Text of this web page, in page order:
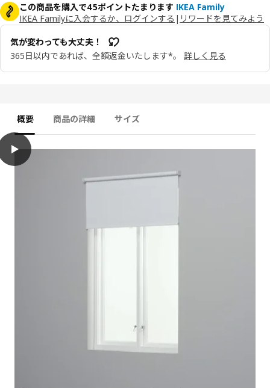
この商品を購入で45ポイントたまります IKEA Family
IKEA Familyに入会するか、ログインする | リワードを見てみよう
気が変わっても大丈夫！
365日以内であれば、全額返金いたします*。
詳しく見る
概要 商品の詳細 サイズ
play
FÖNSTERBLAD フォンステルブラード 遮光ロールスクリーン, ホ